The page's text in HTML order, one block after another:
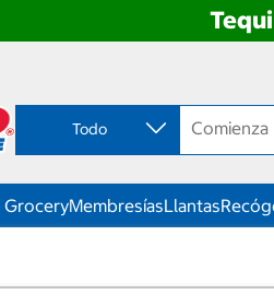
Todo
GroceryMembresíasLlantas